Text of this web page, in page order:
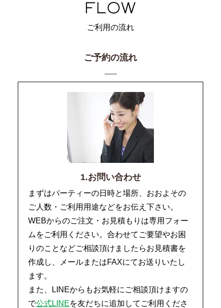
ご利用の流れ
ご予約の流れ
1.お問い合わせ
まずはパーティーの日時と場所、おおよその
ご人数・ご利用用途などをお伝え下さい。
WEBからのご注文・お見積もりは専用フォー
ムをご利用ください。合わせてご要望やお困
りのことなどご相談頂けましたらお見積書を
作成し、メールまたはFAXにてお送りいたし
ます。
また、LINEからもお気軽にご相談頂けますの
で公式LINEを友だちに追加してご利用くださ